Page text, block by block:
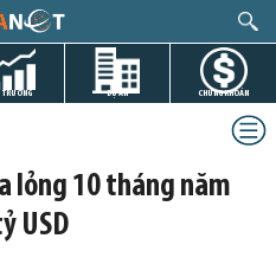
TRƯỜNG DỰ ÁN CHỨNG KHOÁN
lỏng 10 tháng năm
USD